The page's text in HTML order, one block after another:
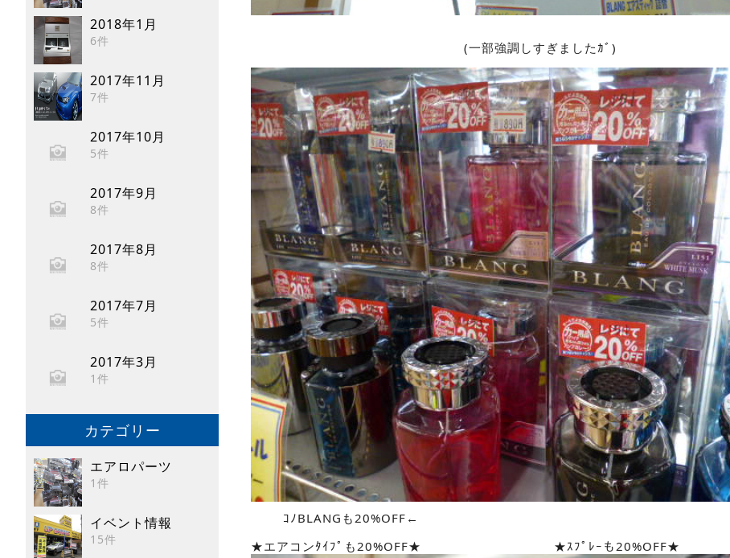
2018年1月
6件
2017年11月
7件
2017年10月
5件
2017年9月
8件
2017年8月
8件
2017年7月
5件
2017年3月
1件
カテゴリー
エアロパーツ
1件
イベント情報
15件
(一部強調しすぎましたｶﾞ)
ｺﾉBLANGも20%OFF←
★エアコンﾀｲﾌﾟも20%OFF★ ★ｽﾌﾟﾚｰも20%OFF★